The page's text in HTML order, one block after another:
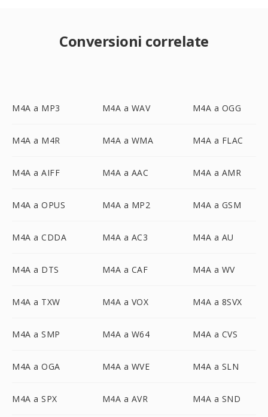
Conversioni correlate
M4A a MP3 M4A a WAV M4A a OGG
M4A a M4R M4A a WMA M4A a FLAC
M4A a AIFF M4A a AAC M4A a AMR
M4A a OPUS M4A a MP2 M4A a GSM
M4A a CDDA M4A a AC3 M4A a AU
M4A a DTS M4A a CAF M4A a WV
M4A a TXW M4A a VOX M4A a 8SVX
M4A a SMP M4A a W64 M4A a CVS
M4A a OGA M4A a WVE M4A a SLN
M4A a SPX M4A a AVR M4A a SND